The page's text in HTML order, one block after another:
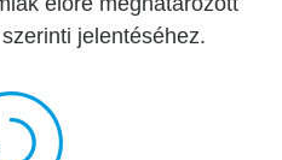
jelentéséhez.